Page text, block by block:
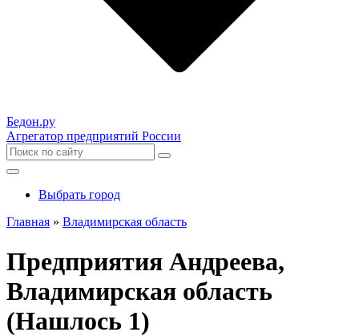
Бедон.ру
Агрегатор предприятий России
Выбрать город
Главная » Владимирская область
Предприятия Андреева,
Владимирская область
(Нашлось 1)